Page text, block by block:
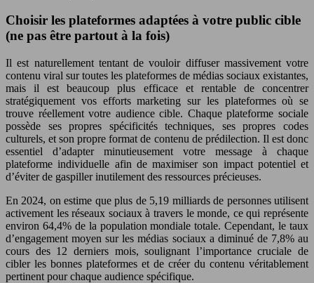
Choisir les plateformes adaptées à votre public cible
(ne pas être partout à la fois)
Il est naturellement tentant de vouloir diffuser massivement votre
contenu viral sur toutes les plateformes de médias sociaux existantes,
mais il est beaucoup plus efficace et rentable de concentrer
stratégiquement vos efforts marketing sur les plateformes où se
trouve réellement votre audience cible. Chaque plateforme sociale
possède ses propres spécificités techniques, ses propres codes
culturels, et son propre format de contenu de prédilection. Il est donc
essentiel d’adapter minutieusement votre message à chaque
plateforme individuelle afin de maximiser son impact potentiel et
d’éviter de gaspiller inutilement des ressources précieuses.
En 2024, on estime que plus de 5,19 milliards de personnes utilisent
activement les réseaux sociaux à travers le monde, ce qui représente
environ 64,4% de la population mondiale totale. Cependant, le taux
d’engagement moyen sur les médias sociaux a diminué de 7,8% au
cours des 12 derniers mois, soulignant l’importance cruciale de
cibler les bonnes plateformes et de créer du contenu véritablement
pertinent pour chaque audience spécifique.